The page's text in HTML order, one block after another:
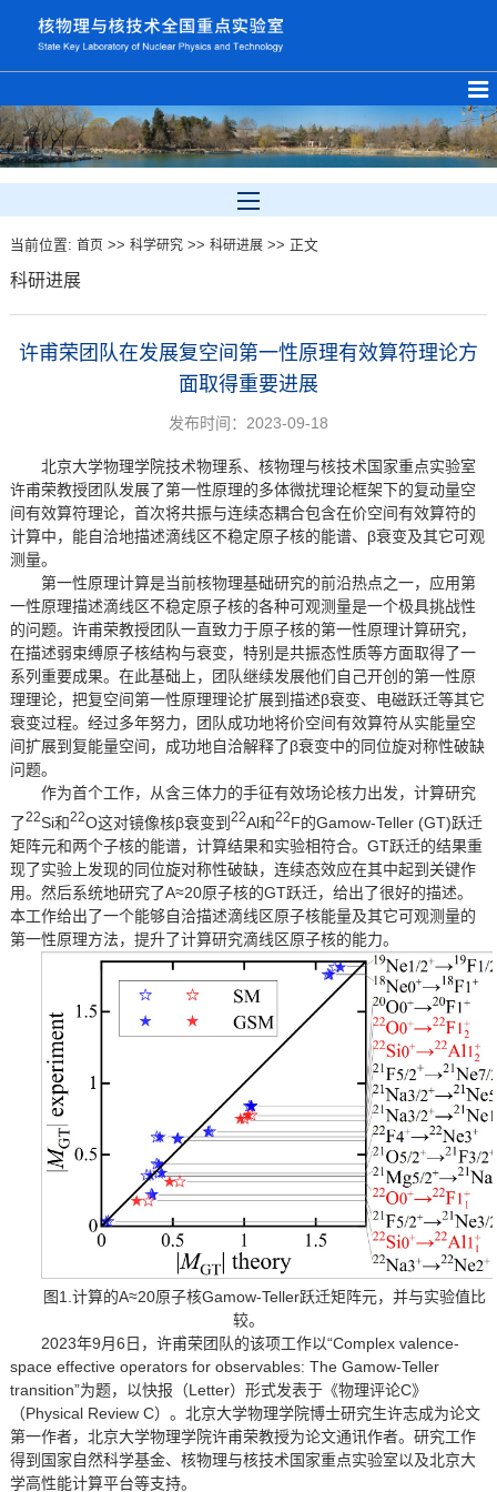
当前位置: 首页>> 科学研究>> 科研进展>> 正文
科研进展
许甫荣团队在发展复空间第一性原理有效算符理论方
面取得重要进展
发布时间：2023-09-18
北京大学物理学院技术物理系、核物理与核技术国家重点实验室
许甫荣教授团队发展了第一性原理的多体微扰理论框架下的复动量空
间有效算符理论，首次将共振与连续态耦合包含在价空间有效算符的
计算中，能自洽地描述滴线区不稳定原子核的能谱、β衰变及其它可观
测量。
第一性原理计算是当前核物理基础研究的前沿热点之一，应用第
一性原理描述滴线区不稳定原子核的各种可观测量是一个极具挑战性
的问题。许甫荣教授团队一直致力于原子核的第一性原理计算研究，
在描述弱束缚原子核结构与衰变，特别是共振态性质等方面取得了一
系列重要成果。在此基础上，团队继续发展他们自己开创的第一性原
理理论，把复空间第一性原理理论扩展到描述β衰变、电磁跃迁等其它
衰变过程。经过多年努力，团队成功地将价空间有效算符从实能量空
间扩展到复能量空间，成功地自洽解释了β衰变中的同位旋对称性破缺
问题。
作为首个工作，从含三体力的手征有效场论核力出发，计算研究
了22Si和22O这对镜像核β衰变到 22Al和22F的Gamow-Teller (GT)跃迁
矩阵元和两个子核的能谱，计算结果和实验相符合。GT跃迁的结果重
现了实验上发现的同位旋对称性破缺，连续态效应在其中起到关键作
用。然后系统地研究了A≈20原子核的GT跃迁，给出了很好的描述。
本工作给出了一个能够自洽描述滴线区原子核能量及其它可观测量的
第一性原理方法，提升了计算研究滴线区原子核的能力。
图1.计算的A≈20原子核Gamow-Teller跃迁矩阵元，并与实验值比
较。
2023年9月6日，许甫荣团队的该项工作以“Complex valence-
space effective operators for observables: The Gamow-Teller
transition”为题，以快报（Letter）形式发表于《物理评论C》
（Physical Review C）。北京大学物理学院博士研究生许志成为论文
第一作者，北京大学物理学院许甫荣教授为论文通讯作者。研究工作
得到国家自然科学基金、核物理与核技术国家重点实验室以及北京大
学高性能计算平台等支持。